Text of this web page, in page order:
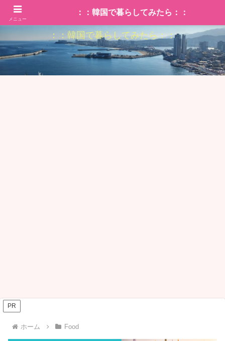
：：韓国で暮らしてみたら：：
PR
ホーム Food
メニュー
：：韓国で暮らしてみたら：：